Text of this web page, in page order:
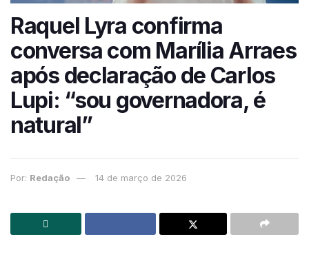
Raquel Lyra confirma
conversa com Marília Arraes
após declaração de Carlos
Lupi: “sou governadora, é
natural”
Por: Redação 14 de março de 2026